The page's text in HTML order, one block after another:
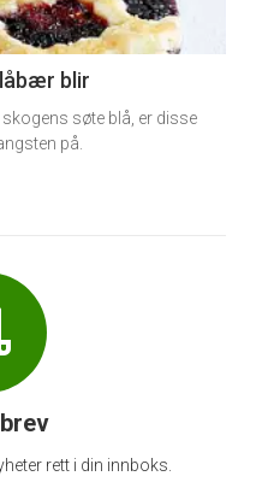
blir
søte blå, er disse
på.
rett i din innboks.